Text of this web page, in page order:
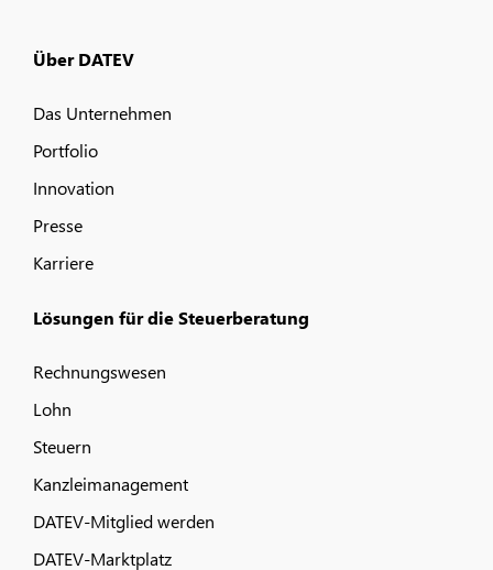
Über DATEV
Das Unternehmen
Portfolio
Innovation
Presse
Karriere
Lösungen für die Steuerberatung
Rechnungswesen
Lohn
Steuern
Kanzleimanagement
DATEV-Mitglied werden
DATEV-Marktplatz